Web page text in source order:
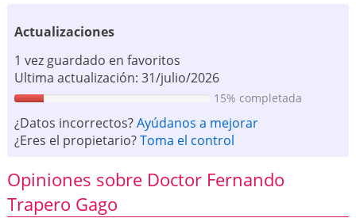
Actualizaciones
1 vez guardado en favoritos
Ultima actualización: 31/julio/2026
15% completada
¿Datos incorrectos?Ayúdanos a mejorar
¿Eres el propietario?Toma el control
Opiniones sobre Doctor Fernando
Trapero Gago